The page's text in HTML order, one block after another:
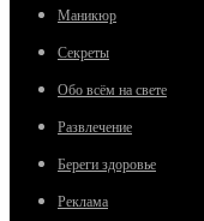
Маникюр
Секреты
Обо всём на свете
Развлечение
Береги здоровье
Реклама